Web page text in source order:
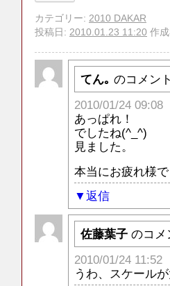
カテゴリー: 2010 DAKAR
投稿日: 2010.01.23 11:20 作
てん｡ のコメント
2010/01/24 09:08
あっぱれ！
でしたね(^_^)
見ました。
本当にお疲れ様で
返信
佐藤葉子 のコメ
2010/01/24 11:52
うわ、スケール